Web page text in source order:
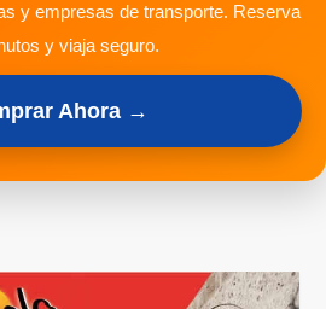
y empresas de transporte. Reserva
y viaja seguro.
Ahora →